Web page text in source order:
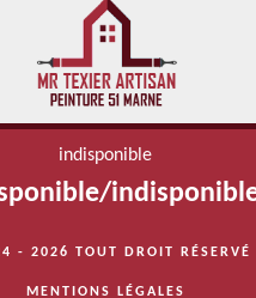
indisponible
/
- 2026 TOUT DROIT RÉSERVÉ
MENTIONS LÉGALES